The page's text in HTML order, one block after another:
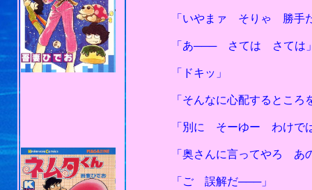
「いやまァ そりゃ 勝手だ
「あ─── さては さては
「ドキッ」
「そんなに心配するところを
「別に そーゆー わけで
「奥さんに言ってやろ あの
「ご 誤解だ───」